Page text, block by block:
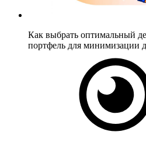
Как выбрать оптимальный
портфель для минимизации